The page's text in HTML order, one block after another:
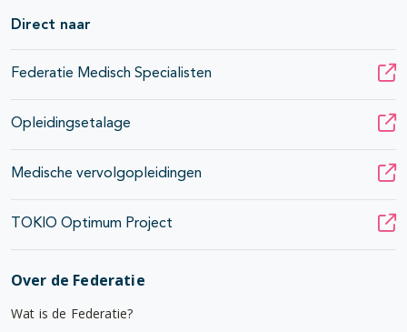
Direct naar
Federatie Medisch Specialisten
Opleidingsetalage
Medische vervolgopleidingen
TOKIO Optimum Project
Over de Federatie
Wat is de Federatie?